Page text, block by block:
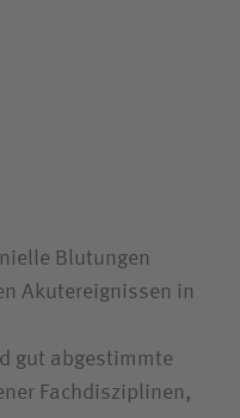
Blutungen
Akutereignissen in
gut abgestimmte
Fachdisziplinen,